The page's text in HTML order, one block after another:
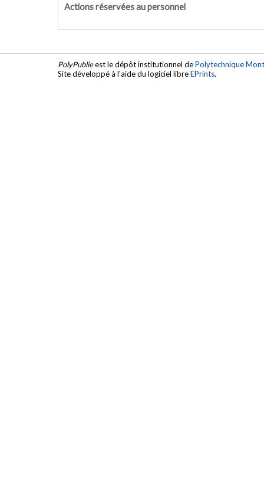
Actions réservées au personnel
PolyPublieest le dépôt institutionnel dePolytechnique
Site développé à l'aide du logiciel libreEPrints.